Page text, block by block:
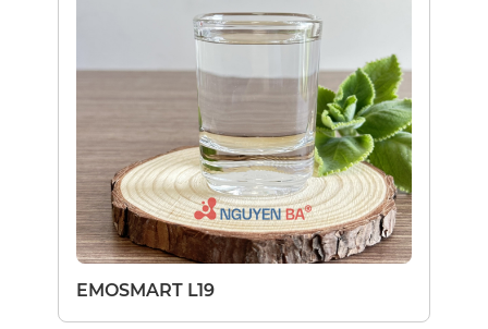
EMOSMART L19